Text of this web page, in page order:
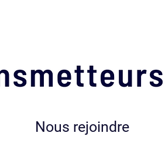
Nous rejoindre